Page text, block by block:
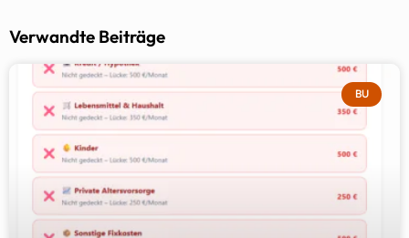
Verwandte Beiträge
BU